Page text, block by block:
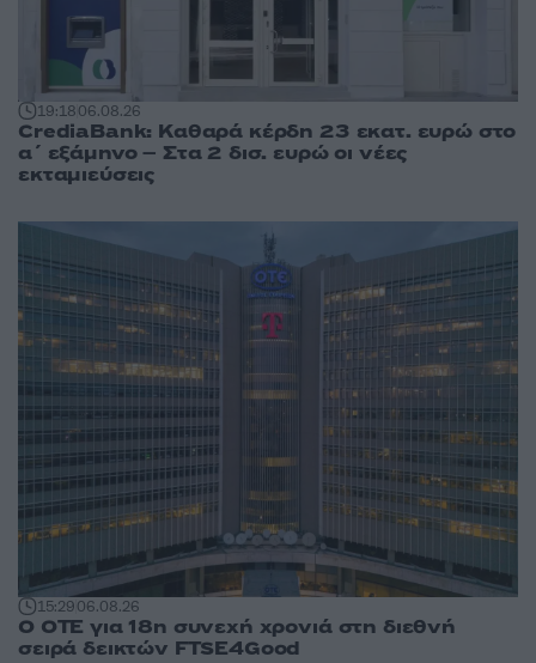
19:1806.08.26
CrediaBank: Καθαρά κέρδη 23 εκατ. ευρώ στο
α΄ εξάμηνο – Στα 2 δισ. ευρώ οι νέες
εκταμιεύσεις
15:2906.08.26
Ο ΟΤΕ για 18η συνεχή χρονιά στη διεθνή
σειρά δεικτών FTSE4Good